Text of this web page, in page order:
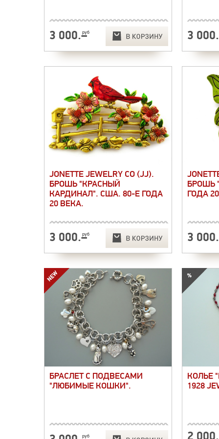
3 000.–
руб 3 000
JONETTE JEWELRY CO (JJ).
БРОШЬ "КРАСНЫЙ
КАРДИНАЛ". США. 80-Е ГОДА
20 ВЕКА.
3 000.–
руб
БРОШЬ
ГОДА
3 000
БРАСЛЕТ С ПОДВЕСАМИ
"ЛЮБИМЫЕ КОШКИ".
руб
КОЛЬЕ
1928
2 000